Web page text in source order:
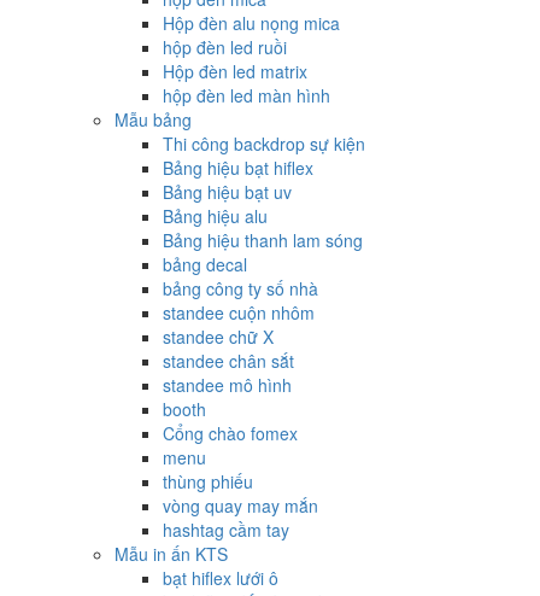
Hộp đèn alu nọng mica
hộp đèn led ruồi
Hộp đèn led matrix
hộp đèn led màn hình
Mẫu bảng
Thi công backdrop sự kiện
Bảng hiệu bạt hiflex
Bảng hiệu bạt uv
Bảng hiệu alu
Bảng hiệu thanh lam sóng
bảng decal
bảng công ty số nhà
standee cuộn nhôm
standee chữ X
standee chân sắt
standee mô hình
booth
Cổng chào fomex
menu
thùng phiếu
vòng quay may mắn
hashtag cầm tay
Mẫu in ấn KTS
bạt hiflex lưới ô